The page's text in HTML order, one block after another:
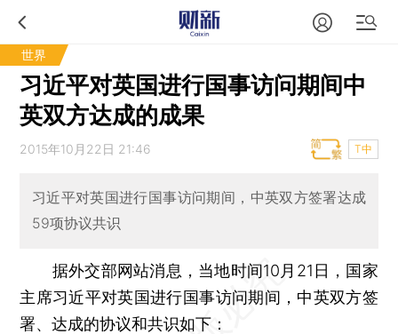
世界
习近平对英国进行国事访问期间中
英双方达成的成果
2015年10月22日 21:46 T中
习近平对英国进行国事访问期间，中英双方签署达成
59项协议共识
据外交部网站消息，当地时间10月21日，国家
主席习近平对英国进行国事访问期间，中英双方签
署、达成的协议和共识如下：